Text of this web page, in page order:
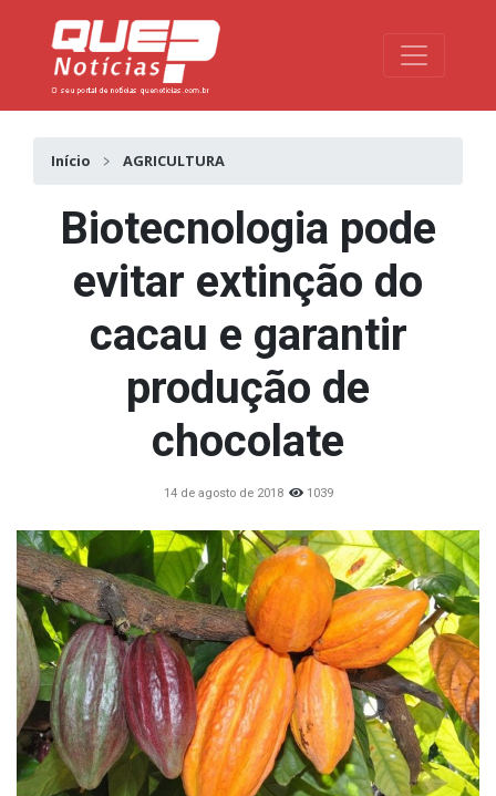
Toggle
Início AGRICULTURA
Biotecnologia pode
evitar extinção do
cacau e garantir
produção de
chocolate
14 de agosto de 2018 1039